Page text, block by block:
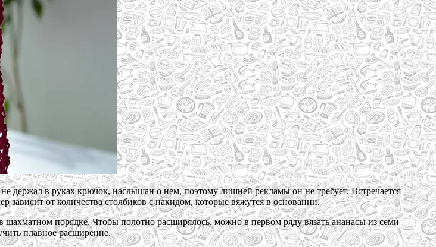
держал в руках крючок, наслышан о нем, поэтому лишней рекламы он не требует. Встречается
от количества столбиков с накидом, которые вяжутся в основании.
порядке. Чтобы полотно расширялось, можно в первом ряду вязать ананасы из семи
плавное расширение.